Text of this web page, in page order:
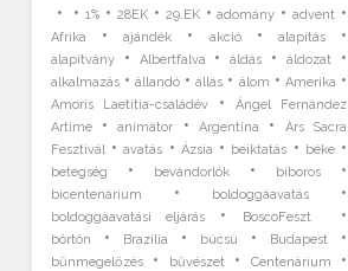
• •1% • 28EK • 29.EK•adomány •advent •
Afrika •ajándék • akció• alapítás•
alapítvány• Albertfalva •áldás •áldozat •
alkalmazás•állandó •állás • álom • Amerika •
Amoris Laetitia-családév•
Ángel Fernández
Artime•animátor •Argentína •
Ars Sacra
Fesztivál•avatás • Ázsia • beiktatás • béke•
betegség • bevándorlók• bíboros •
bicentenárium • boldoggáavatás•
boldoggáavatási eljárás • BoscoFeszt •
börtön • Brazília • búcsú • Budapest •
bűnmegelőzés• bűvészet• Centenárium •